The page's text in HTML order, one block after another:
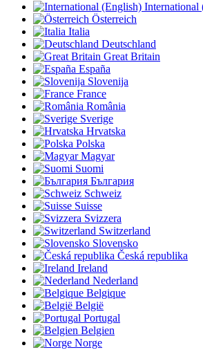
International
Österreich
Italia
Deutschland
Great Britain
España
Slovenija
France
România
Sverige
Hrvatska
Polska
Magyar
Suomi
България
Schweiz
Suisse
Svizzera
Switzerland
Slovensko
Česká republika
Ireland
Nederland
Belgique
België
Portugal
Belgien
Norge